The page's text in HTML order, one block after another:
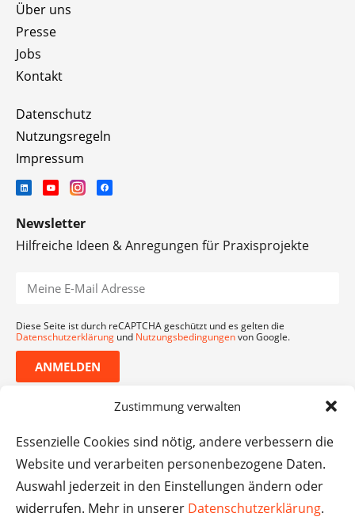
Zustimmung verwalten
Essenzielle Cookies sind nötig, andere verbessern die
Website und verarbeiten personenbezogene Daten.
Auswahl jederzeit in den Einstellungen ändern oder
widerrufen. Mehr in unserer Datenschutzerklärung.
Über uns
Presse
Jobs
Kontakt
Datenschutz
Nutzungsregeln
Impressum
Newsletter
Hilfreiche Ideen & Anregungen für Praxisprojekte
Diese Seite ist durch reCAPTCHA geschützt und es gelten die
Datenschutzerklärung und Nutzungsbedingungenvon Google.
ANMELDEN